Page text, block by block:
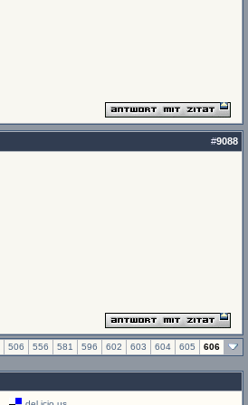
#9088
506 556 581 596 602 603 604 605 606